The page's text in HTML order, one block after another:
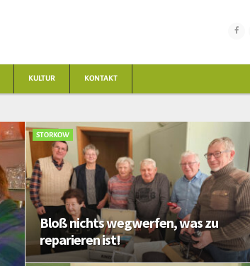
KULTUR KONTAKT
Bloß nichts wegwerfen, was zu
reparieren ist!
STORKOW